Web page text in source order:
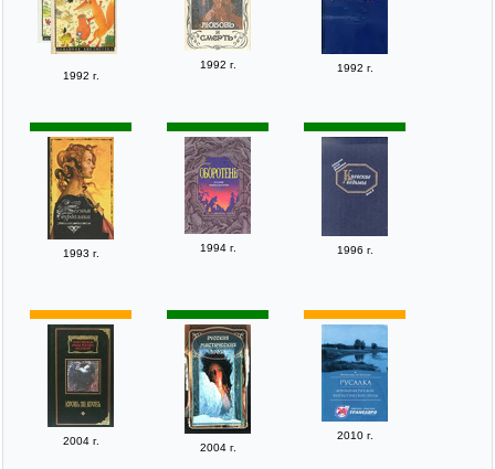
1992 г.
1992 г. 1992 г.
1993 г. 1994 г. 1996 г.
2004 г.
2004 г.
2010 г.